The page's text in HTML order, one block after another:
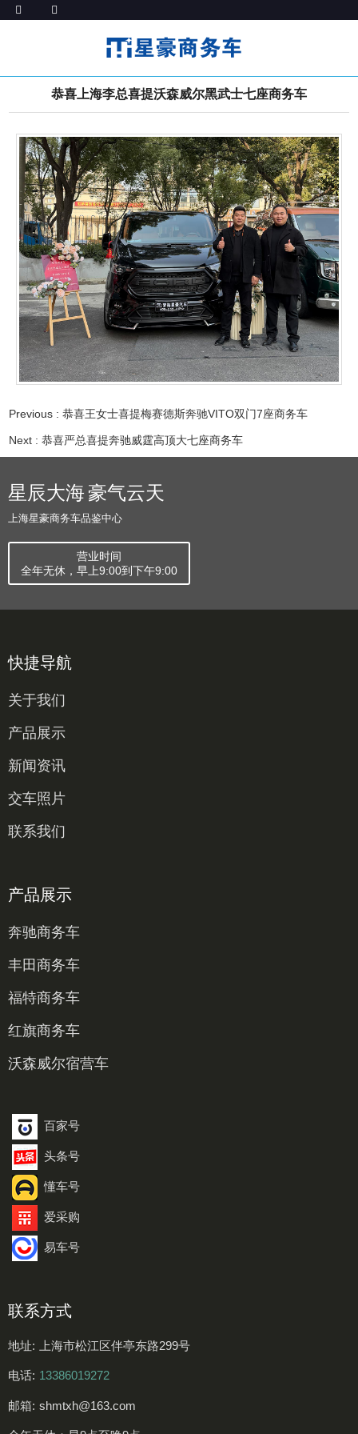
恭喜上海李总喜提沃森威尔黑武士七座商务车
Previous :恭喜王女士喜提梅赛德斯奔驰VITO双门7座商务车
Next :恭喜严总喜提奔驰威霆高顶大七座商务车
星辰大海 豪气云天
上海星豪商务车品鉴中心
营业时间
全年无休，早上9:00到下午9:00
快捷导航
关于我们
产品展示
新闻资讯
交车照片
联系我们
产品展示
奔驰商务车
丰田商务车
福特商务车
红旗商务车
沃森威尔宿营车
百家号
头条号
懂车号
爱采购
易车号
联系方式
地址: 上海市松江区伴亭东路299号
电话: 13386019272
邮箱: shmtxh@163.com